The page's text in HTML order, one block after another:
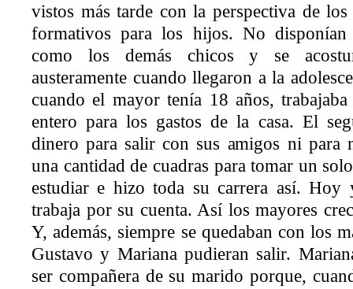
vistos más tarde con la perspectiva de
formativos para los hijos. No disponían
como los demás chicos y se
austeramente cuando llegaron a la
cuando el mayor tenía 18 años,
entero para los gastos de la casa. El
dinero para salir con sus amigos ni para
una cantidad de cuadras para tomar un
estudiar e hizo toda su carrera así. Hoy
trabaja por su cuenta. Así los mayores
Y, además, siempre se quedaban con los
Gustavo y Mariana pudieran salir.
ser compañera de su marido porque,